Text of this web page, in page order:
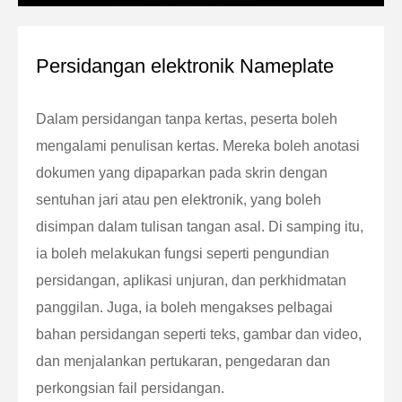
Persidangan elektronik Nameplate
Dalam persidangan tanpa kertas, peserta boleh
mengalami penulisan kertas. Mereka boleh anotasi
dokumen yang dipaparkan pada skrin dengan
sentuhan jari atau pen elektronik, yang boleh
disimpan dalam tulisan tangan asal. Di samping itu,
ia boleh melakukan fungsi seperti pengundian
persidangan, aplikasi unjuran, dan perkhidmatan
panggilan. Juga, ia boleh mengakses pelbagai
bahan persidangan seperti teks, gambar dan video,
dan menjalankan pertukaran, pengedaran dan
perkongsian fail persidangan.